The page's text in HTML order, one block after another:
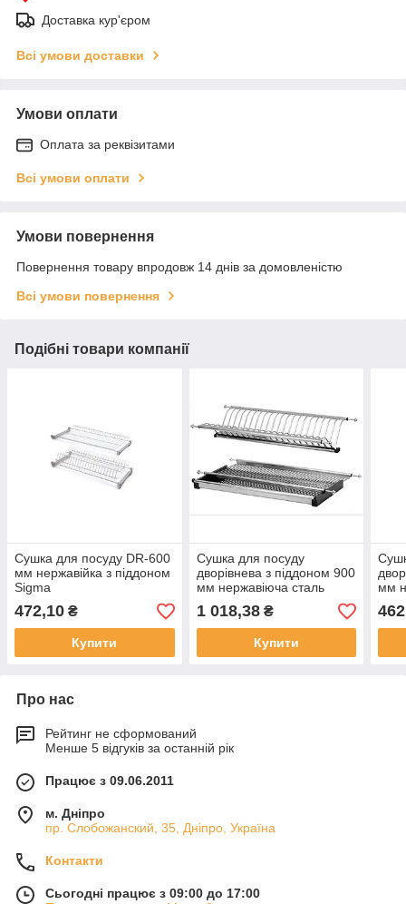
Доставка кур'єром
Всі умови доставки
Умови оплати
Оплата за реквізитами
Всі умови оплати
Умови повернення
Повернення товару впродовж 14 днів за домовленістю
Всі умови повернення
Подібні товари компанії
Сушка для посуду DR-600
мм нержавійка з піддоном
Sigma
472,10 ₴
Купити
Сушка для посуду
дворівнева з піддоном 900
мм нержавіюча сталь
1 018,38₴
Купити
мм
Про нас
Рейтинг не сформований
Менше 5 відгуків за останній рік
Працює з 09.06.2011
м. Дніпро
пр. Слобожанский, 35, Дніпро, Україна
Контакти
Сьогодні працює з 09:00 до 17:00